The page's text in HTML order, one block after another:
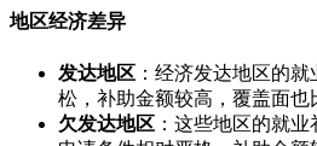
地区经济差异
发达地区 ：经济发达地区的
松，补助金额较高，覆盖面也
欠发达地区 ：这些地区的就